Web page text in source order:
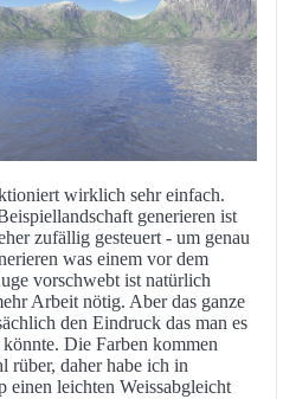
wirklich sehr einfach.
generieren ist
zufällig gesteuert - um genau
was einem vor dem
vorschwebt ist natürlich
Arbeit nötig. Aber das ganze
den Eindruck das man es
könnte. Die Farben kommen
rüber, daher habe ich in
einen leichten Weissabgleicht